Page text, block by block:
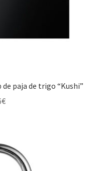
paja de trigo “Kushi”
€